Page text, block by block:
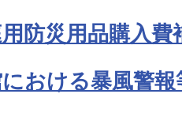
防災用品購入費
おける暴風警